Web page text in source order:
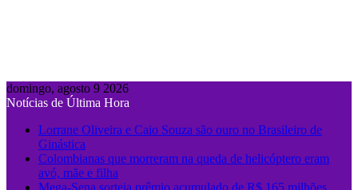
domingo, agosto 9 2026
Notícias de Última Hora
Lorrane Oliveira e Caio Souza são ouro no Brasileiro de
Ginástica
Colombianas que morreram na queda de helicóptero eram
avó, mãe e filha
Mega-Sena sorteia prêmio acumulado de R$ 165 milhões